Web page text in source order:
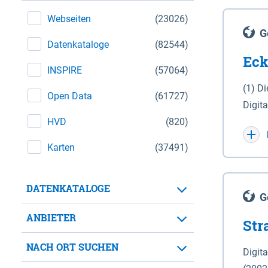
(23026)
Webseiten
(82544)
Datenkataloge
(57064)
INSPIRE
(61727)
Open Data
(820)
HVD
(37491)
Karten
DATENKATALOGE
ANBIETER
NACH ORT SUCHEN
(1)
WGS
für
der in